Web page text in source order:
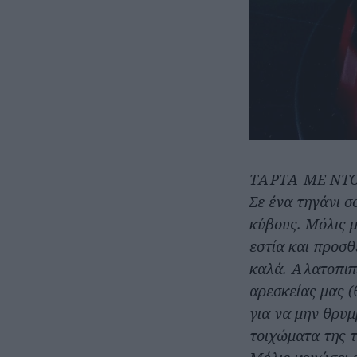
ΤΑΡΤΑ ΜΕ
Σε ένα τηγάνι
κύβους. Μόλις
εστία και
καλά.
αρεσκείας μας
για να μην
τοιχώματα της